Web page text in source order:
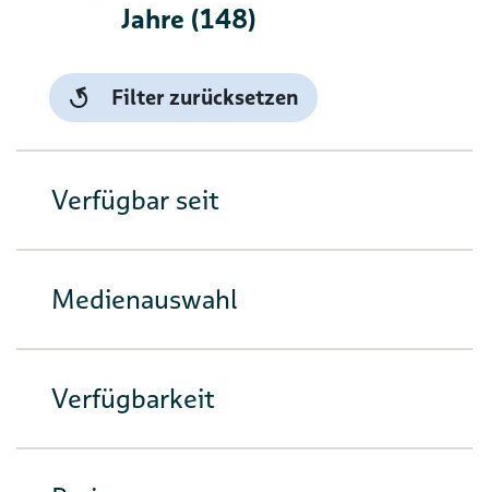
Jahre (148)
Filter zurücksetzen
Verfügbar seit
Medienauswahl
Verfügbarkeit